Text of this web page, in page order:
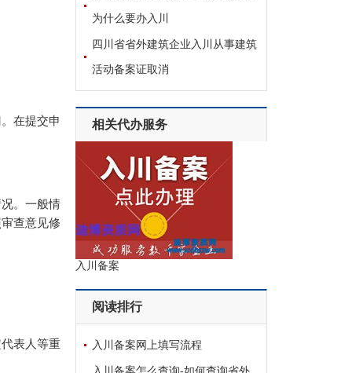
在提交申
。一般情
查意见修
表人等重
为什么要办入川
四川省省外建筑企业入川从事建筑
活动备案证取消
相关代办服务
入川备案
阅读排行
入川备案网上填写流程